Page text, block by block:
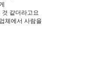
같더라고요
체에서 사람을